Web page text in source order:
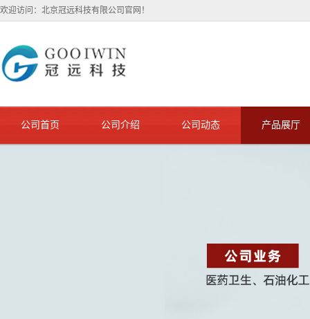
欢迎访问：北京冠远科技有限公司官网！
公司首页 公司介绍 公司动态 产品展厅